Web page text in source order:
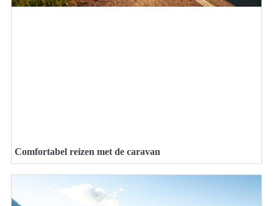
Comfortabel reizen met de caravan